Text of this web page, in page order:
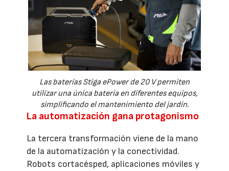
Las baterías Stiga ePower de 20 V permiten
utilizar una única batería en diferentes equipos,
simplificando el mantenimiento del jardín.
La automatización gana protagonismo
La tercera transformación viene de la mano
de la automatización y la conectividad.
Robots cortacésped, aplicaciones móviles y